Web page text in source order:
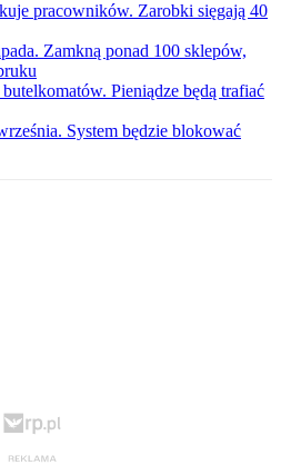
pracowników. Zarobki sięgają 40
Zamkną ponad 100 sklepów,
Pieniądze będą trafiać
System będzie blokować